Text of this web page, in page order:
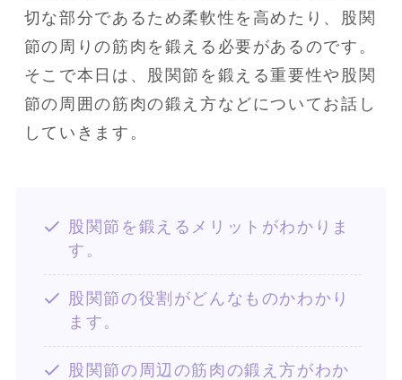
切な部分であるため柔軟性を高めたり、股関
節の周りの筋肉を鍛える必要があるのです。
そこで本日は、股関節を鍛える重要性や股関
節の周囲の筋肉の鍛え方などについてお話し
していきます。
股関節を鍛えるメリットがわかりま
す。
股関節の役割がどんなものかわかり
ます。
股関節の周辺の筋肉の鍛え方がわか